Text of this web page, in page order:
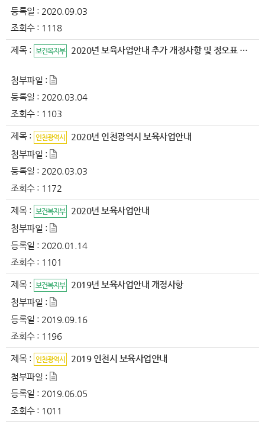
등록일 : 2020.09.03
조회수 : 1118
제목 : 보건복지부 2020년 보육사업안내 추가 개정사항 및 정오표 알림
첨부파일 :
등록일 : 2020.03.04
조회수 : 1103
제목 : 인천광역시
2020년 인천광역시 보육사업안내
첨부파일 :
등록일 : 2020.03.03
조회수 : 1172
제목 : 보건복지부
2020년 보육사업안내
첨부파일 :
등록일 : 2020.01.14
조회수 : 1101
제목 : 보건복지부
2019년 보육사업안내 개정사항
첨부파일 :
등록일 : 2019.09.16
조회수 : 1196
제목 : 인천광역시
2019 인천시 보육사업안내
첨부파일 :
등록일 : 2019.06.05
조회수 : 1011